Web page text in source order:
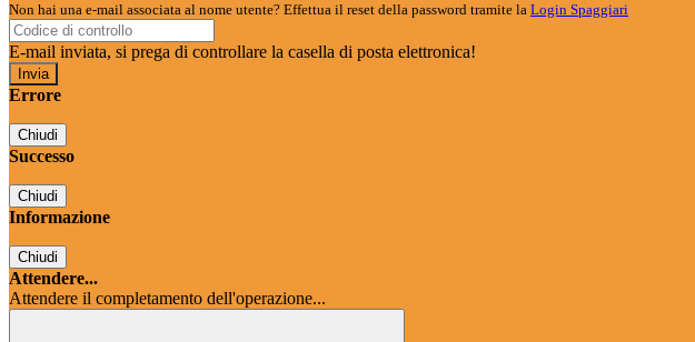
Non hai una e-mail associata al nome utente? Effettua il reset della password tramite la Login Spaggiari
E-mail inviata, si prega di controllare la casella di posta elettronica!
Errore
Chiudi
Successo
Chiudi
Informazione
Chiudi
Attendere...
Attendere il completamento dell'operazione...